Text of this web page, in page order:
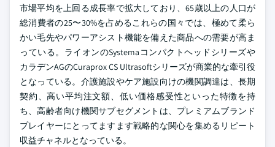
市場平均を上回る成長率で拡大しており、65歳以上の人口が
総消費者の25〜30%を占めるこれらの国々では、極めて柔ら
かい毛先やパワーアシスト機能を備えた商品への需要が高ま
っている。ライオンのSystemaコンパクトヘッドシリーズや
カラデンAGのCuraprox CS Ultrasoftシリーズが商業的な牽引役
となっている。介護施設やケア施設向けの機関調達は、長期
契約、高い平均注文額、低い価格感受性といった特徴を持
ち、高齢者向け機関サブセグメントは、プレミアムブランド
プレイヤーにとってますます戦略的な関心を集めるリピート
収益チャネルとなっている。